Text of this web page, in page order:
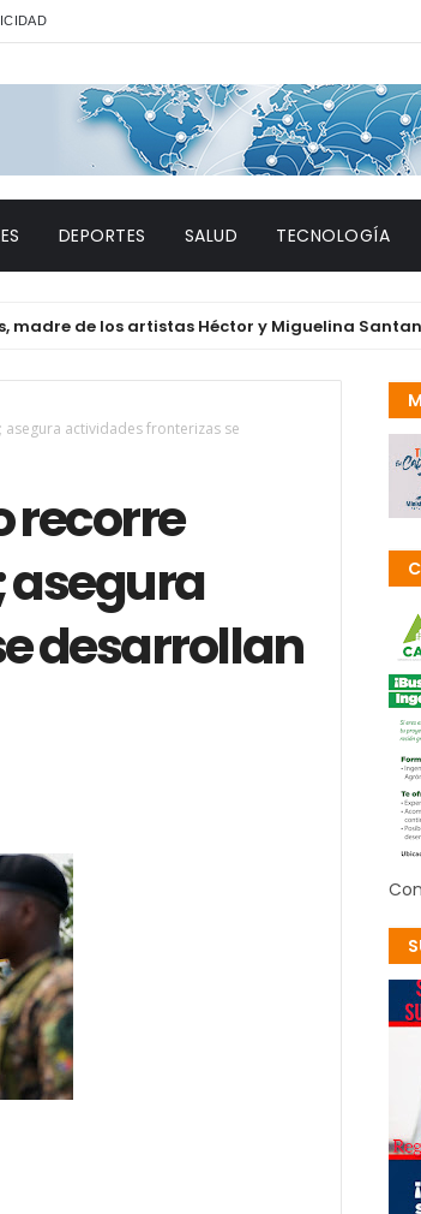
DEPORTES SALUD TECNOLOGÍA
de los artistas Héctor y Miguelina Santana
actividades fronterizas se
recorre
asegura
desarrollan